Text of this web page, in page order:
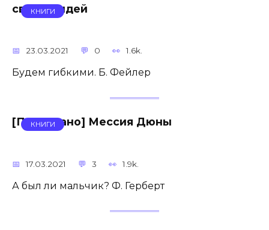
свежих идей
КНИГИ
23.03.2021 0 1.6k.
Будем гибкими. Б. Фейлер
[Прочитано] Мессия Дюны
КНИГИ
17.03.2021 3 1.9k.
А был ли мальчик? Ф. Герберт